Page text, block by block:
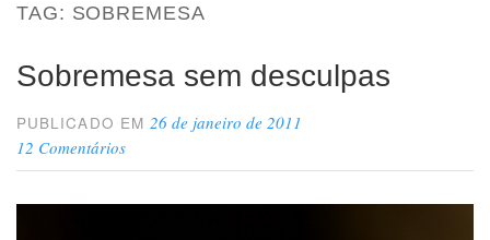
TAG: SOBREMESA
Sobremesa sem desculpas
PUBLICADO EM 26 de janeiro de 2011
12 Comentários